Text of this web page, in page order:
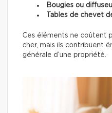
Bougies ou
Tables de chevet
Ces éléments ne coûtent
cher, mais ils contribuent
générale d’une propriété.